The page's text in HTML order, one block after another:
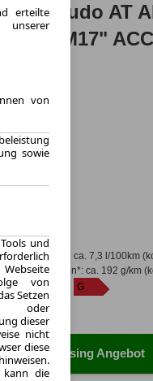
Fiat Scudo AT
Keyl LM17"
Erstzulassung
48 Monate
0.6
Kraftstoff
Kraftstoffverbr.¹: ca. 7,3 l/100km
CO2-Emissionen*: ca. 192 g/km
Effizienzklasse: G
Zum Leasing Angebot
erteilte
von
sowie
und
von
Setzen
oder
dieser
nicht
diese
kann die